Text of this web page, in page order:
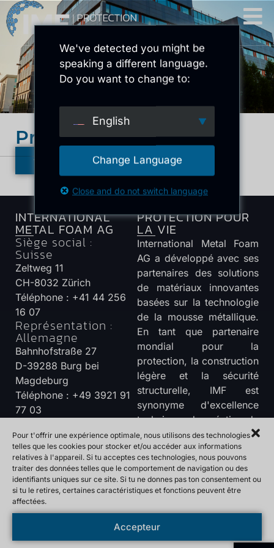
Pour t'offrir une expérience optimale, nous utilisons des technologies
telles que les cookies pour stocker et/ou accéder aux informations
relatives à l'appareil. Si tu acceptes ces technologies, nous pouvons
traiter des données telles que le comportement de navigation ou des
identifiants uniques sur ce site. Si tu ne donnes pas ton consentement ou
si tu le retires, certaines caractéristiques et fonctions peuvent être
affectées.
Accepteur
Prospectus IMF
RETOUR À L'APERÇU
INTERNATIONAL
METAL FOAM AG
Siège social :
Suisse
Zeltweg 11
CH-8032 Zürich
Téléphone : +41 44 256
16 07
Représentation :
Allemagne
Bahnhofstraße 27
D-39288 Burg bei
Magdeburg
Téléphone : +49 3921 91
77 03
Marchés cibles en
cours de traitement
:
Europe - Asie du Sud-Est
- Amérique du Nord -
Amérique du Sud -
Moyen-Orient - Afrique
PROTECTION POUR
LA VIE
International Metal Foam
AG a développé avec ses
partenaires des solutions
de matériaux innovantes
basées sur la technologie
de la mousse métallique.
En tant que partenaire
mondial pour la
protection, la construction
légère et la sécurité
structurelle, IMF est
synonyme d'excellence
technique, de création de
valeur régionale et
d'innovation responsable.
Vers les possibilités
de contact
Alimenté par
Protection des données
We've detected you might be
speaking a different language.
Do you want to change to:
English
Change Language
Close and do not switch language